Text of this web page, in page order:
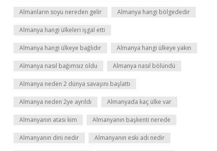
Almanların soyu nereden gelir Almanya hangi bölgededir
Almanya hangi ülkeleri işgal etti
Almanya hangi ülkeye bağlıdır Almanya hangi ülkeye yakın
Almanya nasıl bağımsız oldu Almanya nasıl bölündü
Almanya neden 2 dünya savaşını başlattı
Almanya neden 2ye ayrıldı Almanyada kaç ülke var
Almanyanın atası kim Almanyanın başkenti nerede
Almanyanın dini nedir Almanyanın eski adı nedir